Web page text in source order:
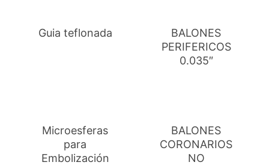
Guia teflonada
BALONES
PERIFERICOS
0.035″
Microesferas
para
Embolización
BALONES
CORONARIOS
NO